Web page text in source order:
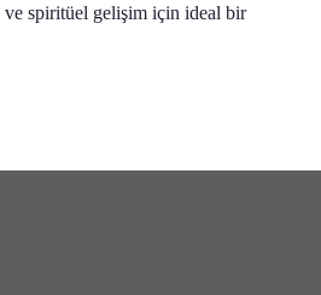
ve spiritüel gelişim için ideal bir